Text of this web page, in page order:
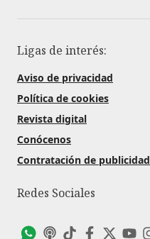
Ligas de interés:
Aviso de privacidad
Política de cookies
Revista digital
Conócenos
Contratación de publicidad
Redes Sociales